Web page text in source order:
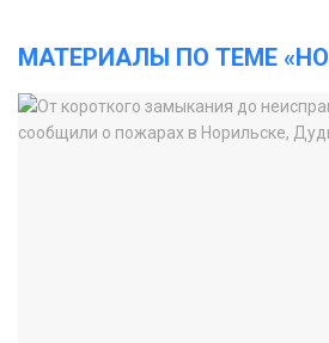
МАТЕРИАЛЫ ПО ТЕМЕ